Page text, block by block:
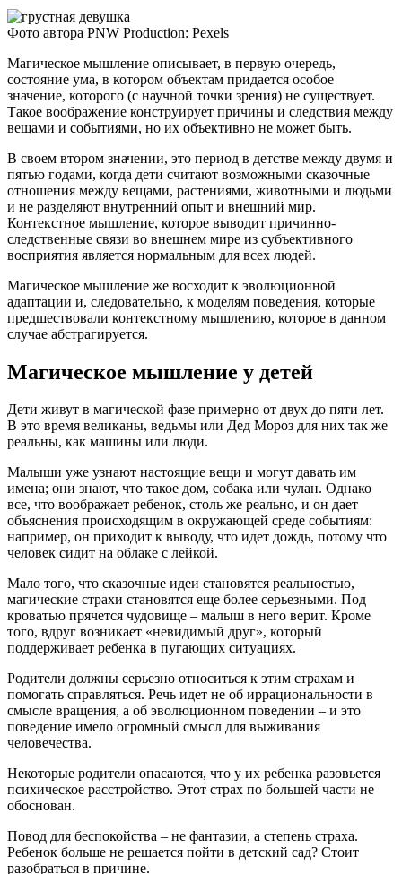
Фото автора PNW Production: Pexels
Магическое мышление описывает, в первую очередь,
состояние ума, в котором объектам придается особое
значение, которого (с научной точки зрения) не существует.
Такое воображение конструирует причины и следствия между
вещами и событиями, но их объективно не может быть.
В своем втором значении, это период в детстве между двумя и
пятью годами, когда дети считают возможными сказочные
отношения между вещами, растениями, животными и людьми
и не разделяют внутренний опыт и внешний мир.
Контекстное мышление, которое выводит причинно-
следственные связи во внешнем мире из субъективного
восприятия является нормальным для всех людей.
Магическое мышление же восходит к эволюционной
адаптации и, следовательно, к моделям поведения, которые
предшествовали контекстному мышлению, которое в данном
случае абстрагируется.
Магическое мышление у детей
Дети живут в магической фазе примерно от двух до пяти лет.
В это время великаны, ведьмы или Дед Мороз для них так же
реальны, как машины или люди.
Малыши уже узнают настоящие вещи и могут давать им
имена; они знают, что такое дом, собака или чулан. Однако
все, что воображает ребенок, столь же реально, и он дает
объяснения происходящим в окружающей среде событиям:
например, он приходит к выводу, что идет дождь, потому что
человек сидит на облаке с лейкой.
Мало того, что сказочные идеи становятся реальностью,
магические страхи становятся еще более серьезными. Под
кроватью прячется чудовище – малыш в него верит. Кроме
того, вдруг возникает «невидимый друг», который
поддерживает ребенка в пугающих ситуациях.
Родители должны серьезно относиться к этим страхам и
помогать справляться. Речь идет не об иррациональности в
смысле вращения, а об эволюционном поведении – и это
поведение имело огромный смысл для выживания
человечества.
Некоторые родители опасаются, что у их ребенка разовьется
психическое расстройство. Этот страх по большей части не
обоснован.
Повод для беспокойства – не фантазии, а степень страха.
Ребенок больше не решается пойти в детский сад? Стоит
разобраться в причине.